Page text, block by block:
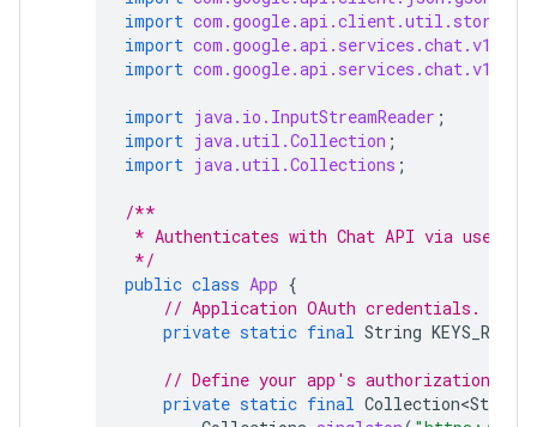
import
import
import
import java.io.InputStreamReader ;
import java.util.Collection ;
import java.util.Collections ;
/**
* Authenticates with Chat API via user
*/
public class App {
// Application OAuth credentials.
private static final String
// Define your app's authorization
private static final Collection<String>